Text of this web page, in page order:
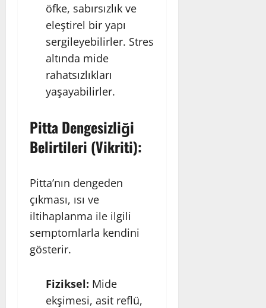
öfke, sabırsızlık ve
eleştirel bir yapı
sergileyebilirler. Stres
altında mide
rahatsızlıkları
yaşayabilirler.
Pitta Dengesizliği
Belirtileri (Vikriti):
Pitta’nın dengeden
çıkması, ısı ve
iltihaplanma ile ilgili
semptomlarla kendini
gösterir.
Fiziksel: Mide
ekşimesi, asit reflü,